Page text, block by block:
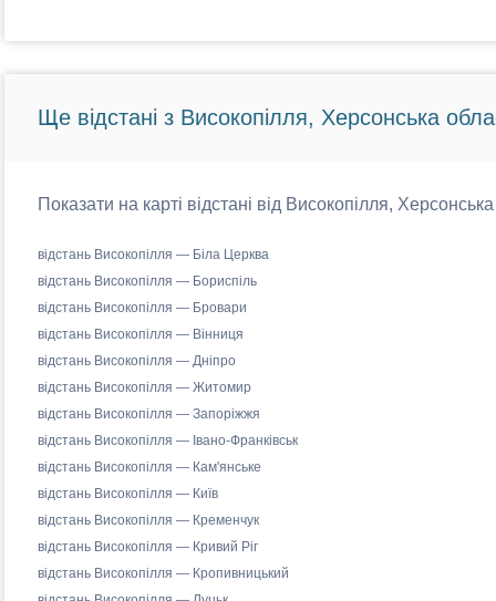
Ще відстані з Високопілля, Херсонська
Показати на карті відстані від Високопілля,
відстань Високопілля — Біла Церква
відстань Високопілля — Бориспіль
відстань Високопілля — Бровари
відстань Високопілля — Вінниця
відстань Високопілля — Дніпро
відстань Високопілля — Житомир
відстань Високопілля — Запоріжжя
відстань Високопілля — Івано-Франківськ
відстань Високопілля — Кам'янське
відстань Високопілля — Київ
відстань Високопілля — Кременчук
відстань Високопілля — Кривий Ріг
відстань Високопілля — Кропивницький